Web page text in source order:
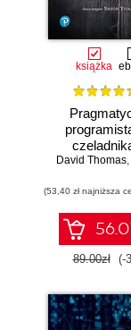
książka
mistrza.
David Thomas,
(53,40 zł najniższa
89.00zł (-